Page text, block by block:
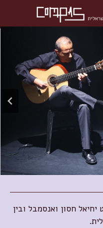
יחיאל חסון ואנסמבל ובין